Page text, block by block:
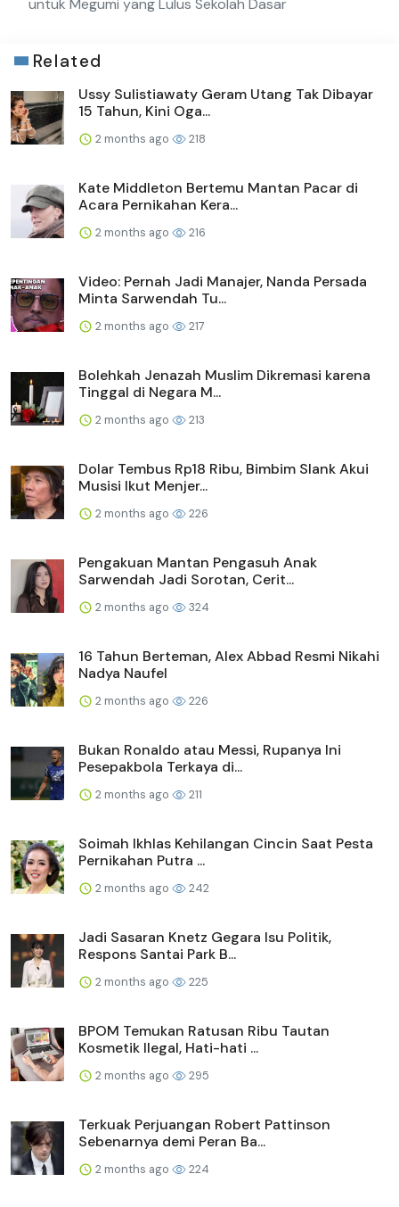
Related
Ussy Sulistiawaty Geram Utang Tak Dibayar
15 Tahun, Kini Oga...
2 months ago 218
Kate Middleton Bertemu Mantan Pacar di
Acara Pernikahan Kera...
2 months ago 216
Video: Pernah Jadi Manajer, Nanda Persada
Minta Sarwendah Tu...
2 months ago 217
Bolehkah Jenazah Muslim Dikremasi karena
Tinggal di Negara M...
2 months ago 213
Dolar Tembus Rp18 Ribu, Bimbim Slank Akui
Musisi Ikut Menjer...
2 months ago 226
Pengakuan Mantan Pengasuh Anak
Sarwendah Jadi Sorotan, Cerit...
2 months ago 324
16 Tahun Berteman, Alex Abbad Resmi Nikahi
Nadya Naufel
2 months ago 226
Bukan Ronaldo atau Messi, Rupanya Ini
Pesepakbola Terkaya di...
2 months ago 211
Soimah Ikhlas Kehilangan Cincin Saat Pesta
Pernikahan Putra ...
2 months ago 242
Jadi Sasaran Knetz Gegara Isu Politik,
Respons Santai Park B...
2 months ago 225
BPOM Temukan Ratusan Ribu Tautan
Kosmetik Ilegal, Hati-hati ...
2 months ago 295
Terkuak Perjuangan Robert Pattinson
Sebenarnya demi Peran Ba...
2 months ago 224